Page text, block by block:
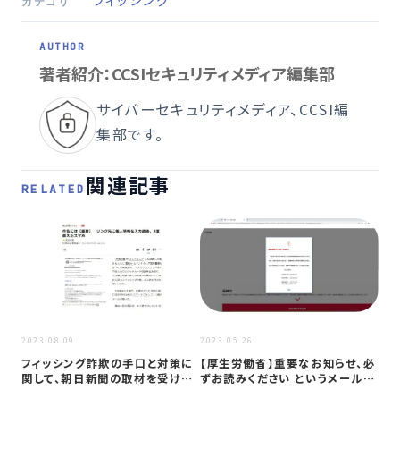
著者紹介：CCSIセキュリティメディア編集部
サイバーセキュリティメディア、CCSI編
集部です。
RELATED 関連記事
2023.08.09
フィッシング詐欺の手口と対策に
関して、朝日新聞の取材を受けま
2023.05.26
【厚生労働省】重要なお知らせ、必
ずお読みください というメールが